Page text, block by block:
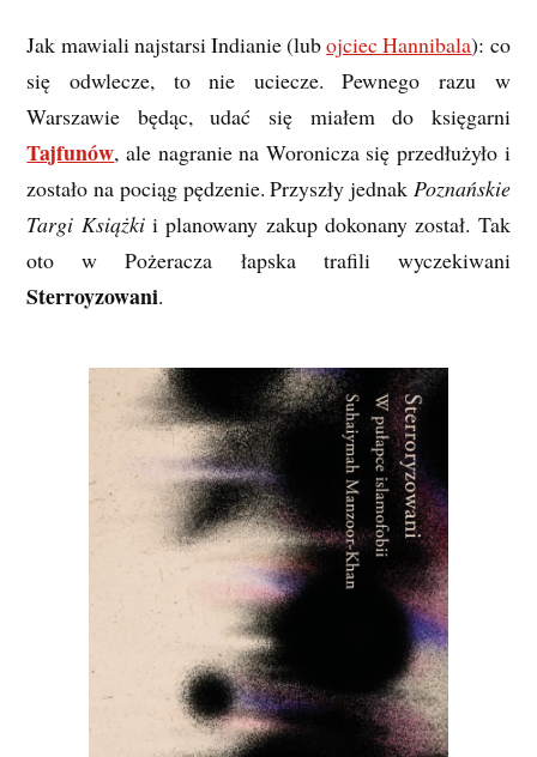
Jak mawiali najstarsi Indianie (lubojciec Hannibala): co
się odwlecze, to nie uciecze. Pewnego razu w
Warszawie będąc, udać się miałem do księgarni
Tajfunów, ale nagranie na Woronicza się przedłużyło i
zostało na pociąg pędzenie. Przyszły jednak Poznańskie
Targi Książkii planowany zakup dokonany został. Tak
oto w Pożeracza łapska trafili wyczekiwani
Sterroyzowani.